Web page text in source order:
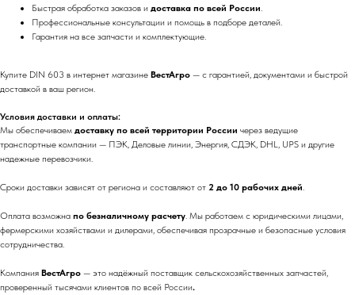
Быстрая обработка заказов и доставка по всей России.
Профессиональные консультации и помощь в подборе деталей.
Гарантия на все запчасти и комплектующие.
Купите DIN 603 в интернет магазине ВестАгро — с гарантией, документами и быстрой
доставкой в ваш регион.
Условия доставки и оплаты:
Мы обеспечиваем доставку по всей территории России через ведущие
транспортные компании — ПЭК, Деловые линии, Энергия, СДЭК, DHL, UPS и другие
надежные перевозчики.
Сроки доставки зависят от региона и составляют от 2 до 10 рабочих дней.
Оплата возможна по безналичному расчету. Мы работаем с юридическими лицами,
фермерскими хозяйствами и дилерами, обеспечивая прозрачные и безопасные условия
сотрудничества.
Компания ВестАгро — это надёжный поставщик сельскохозяйственных запчастей,
проверенный тысячами клиентов по всей России.